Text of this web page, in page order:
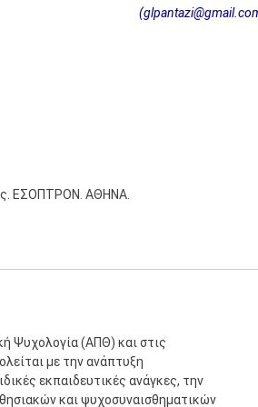
ΕΣΟΠΤΡΟΝ. ΑΘΗΝΑ.
Ψυχολογία (ΑΠΘ) και στις
με την ανάπτυξη
εκπαιδευτικές ανάγκες, την
και ψυχοσυναισθηματικών